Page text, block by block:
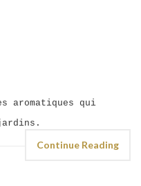
aromatiques qui
Continue Reading